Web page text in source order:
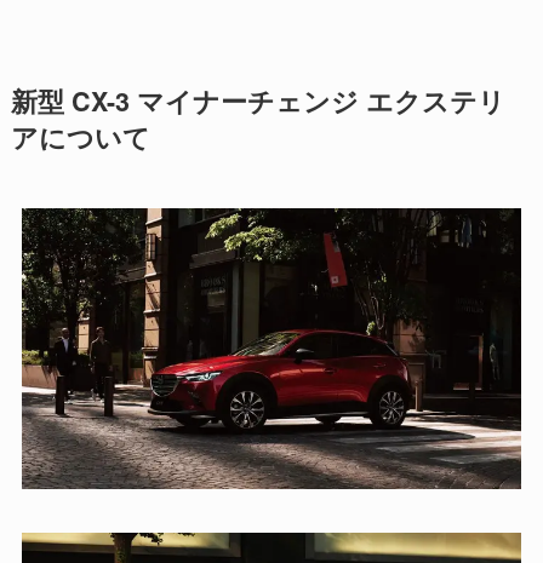
新型 CX-3 マイナーチェンジ エクステリ
アについて